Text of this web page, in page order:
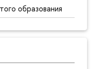
образования